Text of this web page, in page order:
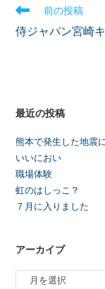
前の投稿
侍ジャパン宮崎
最近の投稿
熊本で発生した地震
いいにおい
職場体験
虹のはしっこ？
７月に入りました
アーカイブ